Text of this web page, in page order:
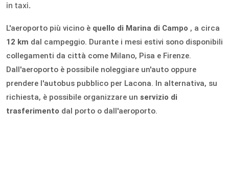
in taxi.
L'aeroporto più vicino è quello di Marina di Campo , a circa
12 km dal campeggio. Durante i mesi estivi sono disponibili
collegamenti da città come Milano, Pisa e Firenze.
Dall'aeroporto è possibile noleggiare un'auto oppure
prendere l'autobus pubblico per Lacona. In alternativa, su
richiesta, è possibile organizzare un servizio di
trasferimento dal porto o dall'aeroporto.